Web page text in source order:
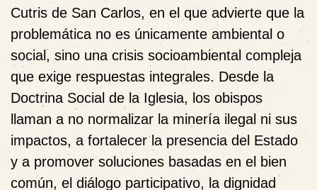
Cutris de San Carlos, en el que advierte que la
problemática no es únicamente ambiental o
social, sino una crisis socioambiental compleja
que exige respuestas integrales. Desde la
Doctrina Social de la Iglesia, los obispos
llaman a no normalizar la minería ilegal ni sus
impactos, a fortalecer la presencia del Estado
y a promover soluciones basadas en el bien
común, el diálogo participativo, la dignidad